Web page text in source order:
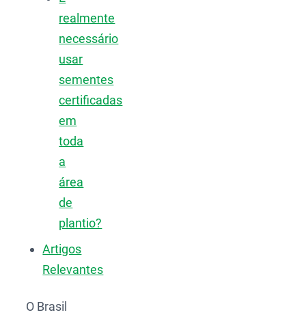
realmente
necessário
usar
sementes
certificadas
em
toda
a
área
de
plantio?
Artigos
Relevantes
O Brasil